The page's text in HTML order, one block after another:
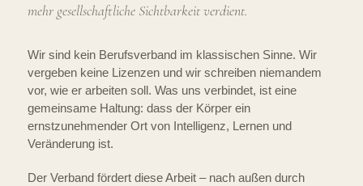
mehr gesellschaftliche Sichtbarkeit verdient.
Wir sind kein Berufsverband im klassischen Sinne. Wir
vergeben keine Lizenzen und wir schreiben niemandem
vor, wie er arbeiten soll. Was uns verbindet, ist eine
gemeinsame Haltung: dass der Körper ein
ernstzunehmender Ort von Intelligenz, Lernen und
Veränderung ist.
Der Verband fördert diese Arbeit – nach außen durch